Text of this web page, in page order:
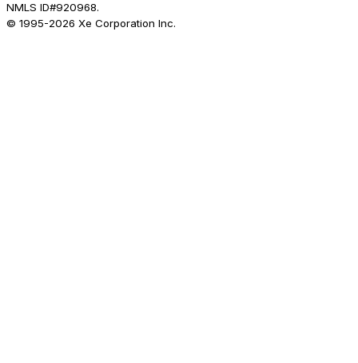
NMLS ID#920968.
© 1995-2026 Xe Corporation Inc.